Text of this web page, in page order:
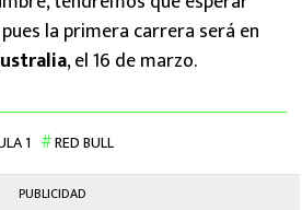
la primera carrera será en
, el 16 de marzo.
1 RED BULL
PUBLICIDAD